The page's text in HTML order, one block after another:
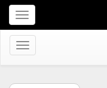
برای
نمایش
منو
برای